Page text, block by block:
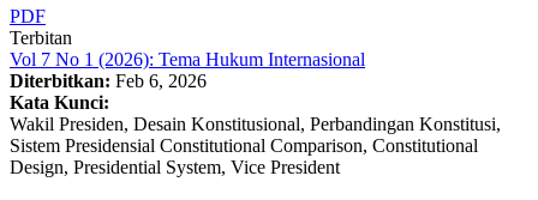
PDF
Terbitan
Vol 7 No 1 (2026): Tema Hukum Internasional
Diterbitkan: Feb 6, 2026
Kata Kunci:
Wakil Presiden, Desain Konstitusional, Perbandingan Konstitusi,
Sistem Presidensial Constitutional Comparison, Constitutional
Design, Presidential System, Vice President